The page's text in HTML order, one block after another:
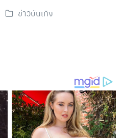
ข่าวบันเทิง